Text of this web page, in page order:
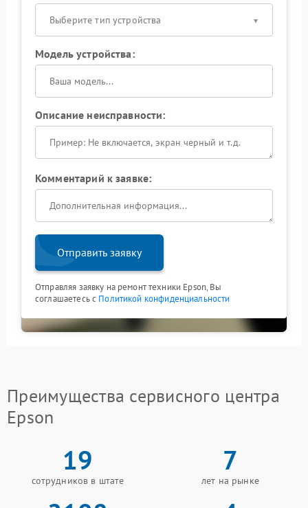
Выберите тип устройства
Модель устройства:
Описание неисправности:
Комментарий к заявке:
Отправить заявку
Отправляя заявку на ремонт техники Epson, Вы
соглашаетесь с Политикой конфиденциальности
Преимущества сервисного центра
Epson
19
сотрудников в штате
7
лет на рынке